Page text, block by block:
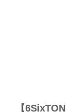
【